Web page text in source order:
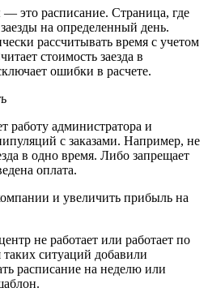
это расписание. Страница, где
на определенный день.
рассчитывать время с учетом
стоимость заезда в
ошибки в расчете.
работу администратора и
с заказами. Например, не
в одно время. Либо запрещает
оплата.
не работает или работает по
ситуаций добавили
расписание на неделю или